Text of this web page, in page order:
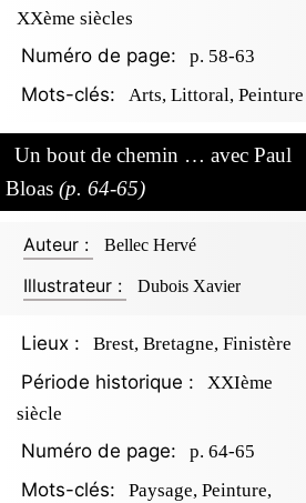
XXème siècles
Numéro de page: p. 58-63
Mots-clés: Arts, Littoral, Peinture
Un bout de chemin … avec Paul
Bloas (p. 64-65)
Auteur : Bellec Hervé
Illustrateur : Dubois Xavier
Lieux : Brest, Bretagne, Finistère
Période historique :
XXIème
siècle
Numéro de page: p. 64-65
Mots-clés:
Paysage, Peinture,